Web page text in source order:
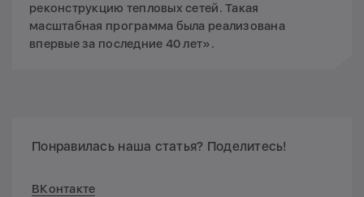
реконструкцию тепловых сетей. Такая
масштабная программа была реализована
впервые за последние 40 лет».
Понравилась наша статья? Поделитесь!
ВКонтакте